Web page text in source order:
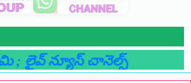
; లైవ్ న్యూస్ చానెల్స్